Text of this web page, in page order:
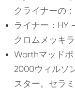
クライナーの：
ライナー：HY
クロムメッキ
Warthマッドポ
2000ウィルソ
スター。セラ